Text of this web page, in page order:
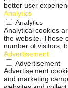
better user
Analytics
Analytics
Analytical cookies
the website. These
number of visitors,
Advertisement
Advertisement
Advertisement
and marketing